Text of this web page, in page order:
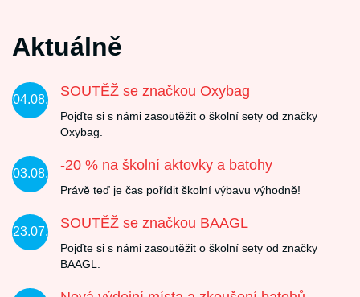
Aktuálně
04.08.
SOUTĚŽ se značkou Oxybag
Pojďte si s námi zasoutěžit o školní sety od značky
Oxybag.
03.08.
-20 % na školní aktovky a batohy
Právě teď je čas pořídit školní výbavu výhodně!
23.07.
SOUTĚŽ se značkou BAAGL
Pojďte si s námi zasoutěžit o školní sety od značky
BAAGL.